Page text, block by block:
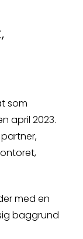
som
april 2023.
med en
baggrund